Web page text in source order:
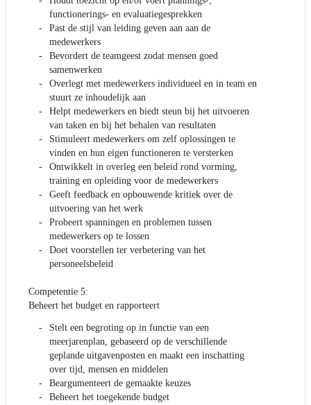
functionerings- en evaluatiegesprekken
Past de stijl van leiding geven aan aan de
medewerkers
Bevordert de teamgeest zodat mensen goed
samenwerken
Overlegt met medewerkers individueel en in team en
stuurt ze inhoudelijk aan
Helpt medewerkers en biedt steun bij het uitvoeren
van taken en bij het behalen van resultaten
Stimuleert medewerkers om zelf oplossingen te
vinden en hun eigen functioneren te versterken
Ontwikkelt in overleg een beleid rond vorming,
training en opleiding voor de medewerkers
Geeft feedback en opbouwende kritiek over de
uitvoering van het werk
Probeert spanningen en problemen tussen
medewerkers op te lossen
Doet voorstellen ter verbetering van het
personeelsbeleid
Competentie 5:
Beheert het budget en rapporteert
Stelt een begroting op in functie van een
meerjarenplan, gebaseerd op de verschillende
geplande uitgavenposten en maakt een inschatting
over tijd, mensen en middelen
Beargumenteert de gemaakte keuzes
Beheert het toegekende budget